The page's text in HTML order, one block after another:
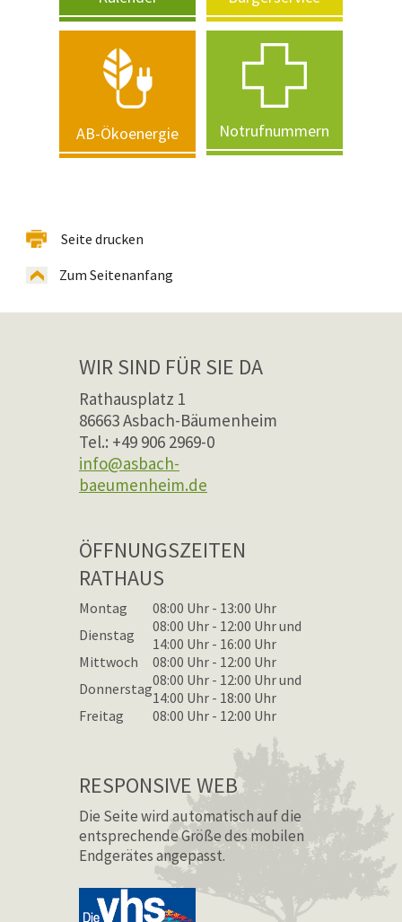
AB-Ökoenergie Notrufnummern
Seite drucken
Zum Seitenanfang
WIR SIND FÜR SIE DA
Rathausplatz 1
86663 Asbach-Bäumenheim
Tel.: +49 906 2969-0
info@asbach-
baeumenheim.de
ÖFFNUNGSZEITEN
RATHAUS
Montag
08:00 Uhr - 13:00 Uhr
Dienstag
08:00 Uhr - 12:00 Uhr und
14:00 Uhr - 16:00 Uhr
Mittwoch
08:00 Uhr - 12:00 Uhr
Donnerstag08:00 Uhr - 12:00 Uhr und
14:00 Uhr - 18:00 Uhr
Freitag
08:00 Uhr - 12:00 Uhr
RESPONSIVE WEB
Die Seite wird automatisch auf die
entsprechende Größe des mobilen
Endgerätes angepasst.